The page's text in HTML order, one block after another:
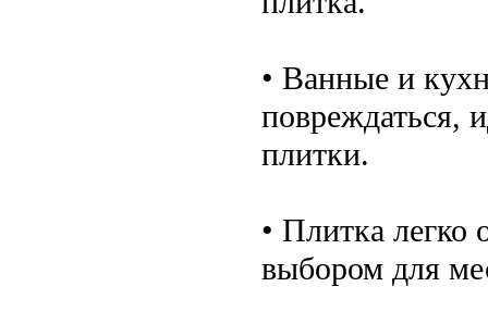
• Ванные и
повреждаться,
плитки.
• Плитка легко
выбором для